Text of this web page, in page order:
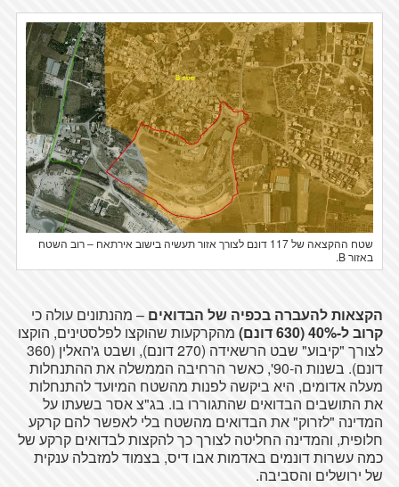
שטח ההקצאה של 117 דונם לצורך אזור תעשיה בישוב אירתאח – רוב השטח
באזור B.
הקצאות להעברה בכפיה של הבדואים – מהנתונים עולה כי
קרוב ל-40% (630 דונם)
מהקרקעות שהוקצו לפלסטינים, הוקצו
לצורך "קיבוע" שבט הרשאידה (270 דונם), ושבט ג'האלין (360
דונם). בשנות ה-90', כאשר הרחיבה הממשלה את ההתנחלות
מעלה אדומים, היא ביקשה לפנות מהשטח המיועד להתנחלות
את התושבים הבדואים שהתגוררו בו. בג"צ אסר בשעתו על
המדינה "לזרוק" את הבדואים מהשטח בלי לאפשר להם קרקע
חלופית, והמדינה החליטה לצורך כך להקצות לבדואים קרקע של
כמה עשרות דונמים באדמות אבו דיס, בצמוד למזבלה ענקית
של ירושלים והסביבה.